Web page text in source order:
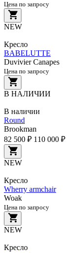
Цена по запросу
NEW
Кресло
BABELUTTE
Duvivier Canapes
Цена по запросу
В НАЛИЧИИ
В наличии
Round
Brookman
82 500 ₽ 110 000 ₽
NEW
Кресло
Wherry armchair
Woak
Цена по запросу
NEW
Кресло